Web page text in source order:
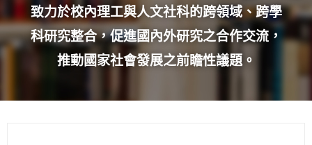
致力於校內理工與人文社科的跨領域、跨學
科研究整合，促進國內外研究之合作交流，
推動國家社會發展之前瞻性議題。